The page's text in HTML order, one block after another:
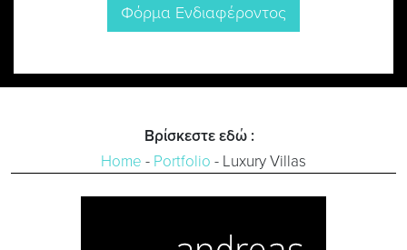
Φόρμα Ενδιαφέροντος
Βρίσκεστε εδώ :
Home - Portfolio - Luxury Villas